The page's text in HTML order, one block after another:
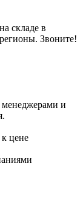
складе в
Звоните!
менеджерами и
цене